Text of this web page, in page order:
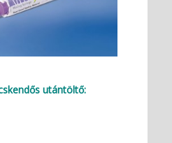
utántöltő: